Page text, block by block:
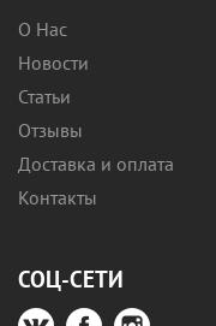
О Нас
Новости
Статьи
Отзывы
Доставка и оплата
Контакты
СОЦ-СЕТИ